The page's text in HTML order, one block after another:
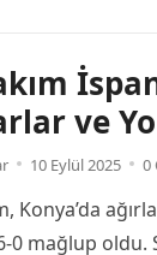
[…] Read more
ve
10 Eylül 2025 0
Konya’da
0 mağlup oldu.